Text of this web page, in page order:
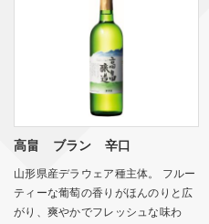
高畠 ブラン 辛口
山形県産デラウェア種主体。 フルー
ティーな葡萄の香りがほんのりと広
がり、爽やかでフレッシュな味わ